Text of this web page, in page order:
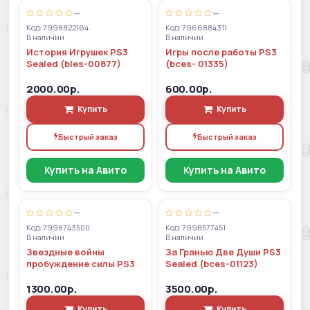
—
Код: 7998822164
В наличии
История Игрушек PS3
Sealed (bles-00877)
2000.00р.
Купить
Быстрый заказ
Купить на Авито
—
Код: 7966884311
В наличии
Игры после работы PS3
(bces- 01335)
600.00р.
Купить
Быстрый заказ
Купить на Авито
—
Код: 7998743500
В наличии
Звездные войны
пробуждение силы PS3
1300.00р.
—
Код: 7998577451
В наличии
За Гранью Две Души PS3
Sealed (bces-01123)
3500.00р.